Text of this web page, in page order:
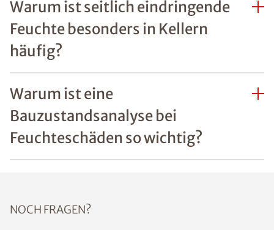
Warum ist seitlich eindringende
Feuchte besonders in Kellern
häufig?
Warum ist eine
Bauzustandsanalyse bei
Feuchteschäden so wichtig?
NOCH FRAGEN?